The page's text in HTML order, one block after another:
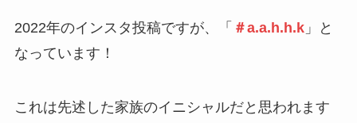
2022年のインスタ投稿ですが、「 ＃a.a.h.h.k」と
なっています！
これは先述した家族のイニシャルだと思われます